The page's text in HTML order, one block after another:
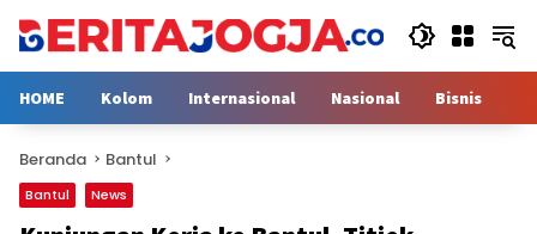
HOME Kolom Internasional Nasional Bisnis
Beranda Bantul
Bantul News